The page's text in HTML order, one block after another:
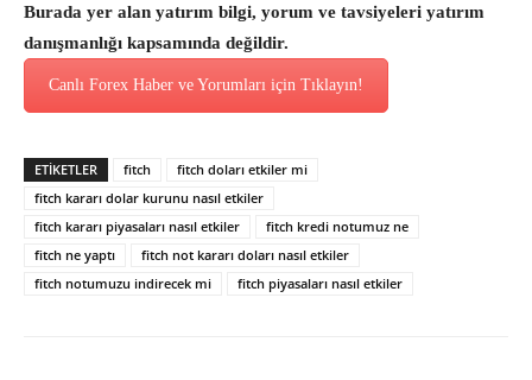
Burada yer alan yatırım bilgi, yorum ve tavsiyeleri yatırım
danışmanlığı kapsamında değildir.
Canlı Forex Haber ve Yorumları için Tıklayın!
ETİKETLER fitch
fitch doları etkiler mi
fitch kararı dolar kurunu nasıl etkiler
fitch kararı piyasaları nasıl etkiler
fitch kredi notumuz ne
fitch ne yaptı
fitch not kararı doları nasıl etkiler
fitch notumuzu indirecek mi
fitch piyasaları nasıl etkiler